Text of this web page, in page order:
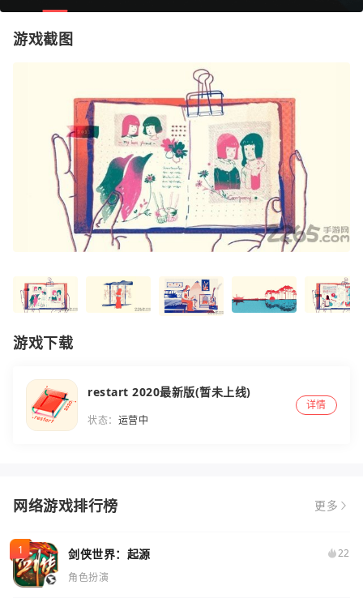
游戏截图
游戏下载
restart 2020最新版(暂未上线)
状态： 运营中
详情
网络游戏排行榜 更多
剑侠世界：起源
22
角色扮演